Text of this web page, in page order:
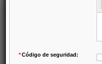
*Código de seguridad: